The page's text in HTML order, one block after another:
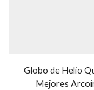
Globo de Helio
Mejores